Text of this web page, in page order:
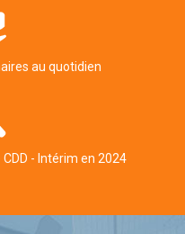
au quotidien
- Intérim en 2024